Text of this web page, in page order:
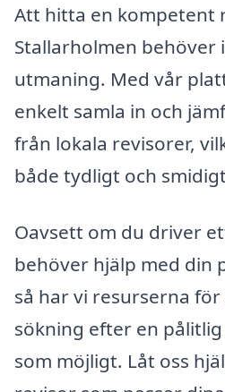
Att hitta en kompetent
Stallarholmen behöver
utmaning. Med vår
enkelt samla in och
från lokala revisorer,
både tydligt och
Oavsett om du driver
behöver hjälp med din
så har vi resurserna
sökning efter en
som möjligt. Låt oss